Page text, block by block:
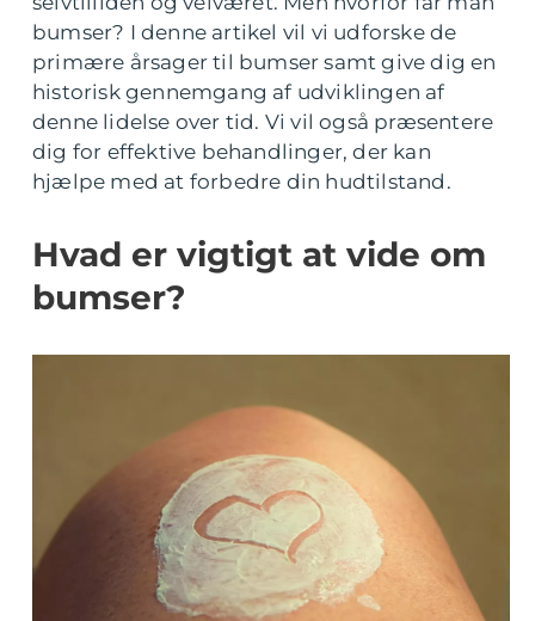
bumser? I denne artikel vil vi udforske de
primære årsager til bumser samt give dig en
historisk gennemgang af udviklingen af
denne lidelse over tid. Vi vil også præsentere
dig for effektive behandlinger, der kan
hjælpe med at forbedre din hudtilstand.
Hvad er vigtigt at vide om
bumser?